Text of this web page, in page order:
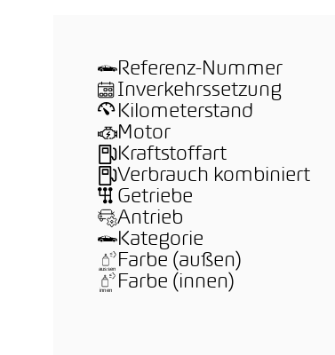
Referenz-Nummer
Inverkehrssetzung
Kilometerstand
Motor
Kraftstoffart
Verbrauch kombiniert
Getriebe
Antrieb
Kategorie
Farbe (außen)
Farbe (innen)